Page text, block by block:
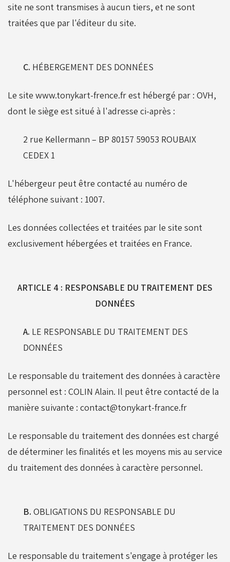
site ne sont transmises à aucun tiers, et ne sont
traitées que par l'éditeur du site.
C. HÉBERGEMENT DES DONNÉES
Le site www.tonykart-frence.fr est hébergé par : OVH,
dont le siège est situé à l'adresse ci-après :
2 rue Kellermann – BP 80157 59053 ROUBAIX
CEDEX 1
L'hébergeur peut être contacté au numéro de
téléphone suivant : 1007.
Les données collectées et traitées par le site sont
exclusivement hébergées et traitées en France.
ARTICLE 4 : RESPONSABLE DU TRAITEMENT DES
DONNÉES
A. LE RESPONSABLE DU TRAITEMENT DES
DONNÉES
Le responsable du traitement des données à caractère
personnel est : COLIN Alain. Il peut être contacté de la
manière suivante : contact@tonykart-france.fr
Le responsable du traitement des données est chargé
de déterminer les finalités et les moyens mis au service
du traitement des données à caractère personnel.
B. OBLIGATIONS DU RESPONSABLE DU
TRAITEMENT DES DONNÉES
Le responsable du traitement s'engage à protéger les